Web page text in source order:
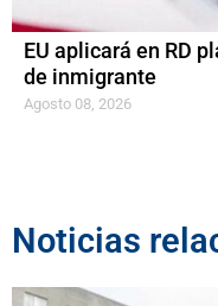
EU aplicará en RD
de inmigrante
Agosto 08, 2026
Noticias